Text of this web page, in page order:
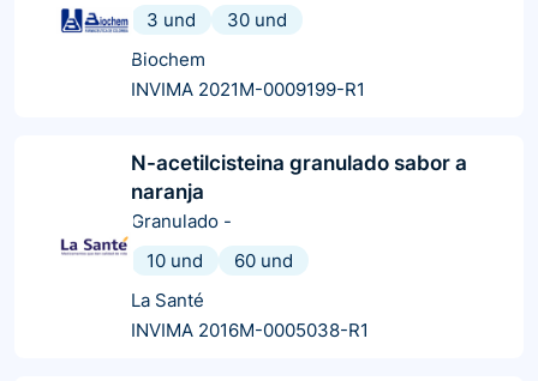
3 und
30 und
Biochem
INVIMA 2021M-0009199-R1
N-acetilcisteina granulado sabor a
naranja
Granulado -
10 und
60 und
La Santé
INVIMA 2016M-0005038-R1